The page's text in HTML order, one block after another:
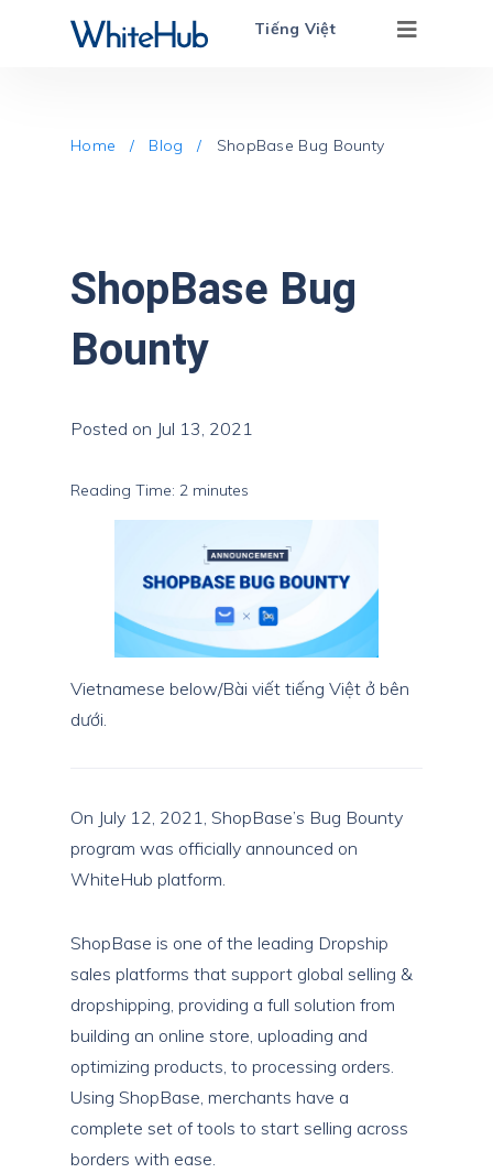
Tiếng Việt
Home / Blog / ShopBase Bug Bounty
ShopBase Bug
Bounty
Posted on Jul 13, 2021
Reading Time: 2 minutes
Vietnamese below/Bài viết tiếng Việt ở bên
dưới.
On July 12, 2021, ShopBase’s Bug Bounty
program was officially announced on
WhiteHub platform.
ShopBase is one of the leading Dropship
sales platforms that support global selling &
dropshipping, providing a full solution from
building an online store, uploading and
optimizing products, to processing orders.
Using ShopBase, merchants have a
complete set of tools to start selling across
borders with ease.